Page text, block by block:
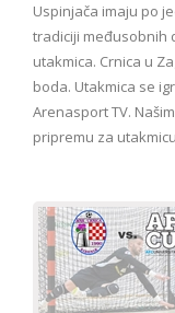
Uspinjača imaju po
tradiciji međusobnih
utakmica. Crnica u
boda. Utakmica se
Arenasport TV.
pripremu za